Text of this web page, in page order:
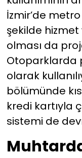
İzmir’de
şekilde
olması da
Otoparklarda
olarak
bölümünde
kredi kartıyla
sistemi de